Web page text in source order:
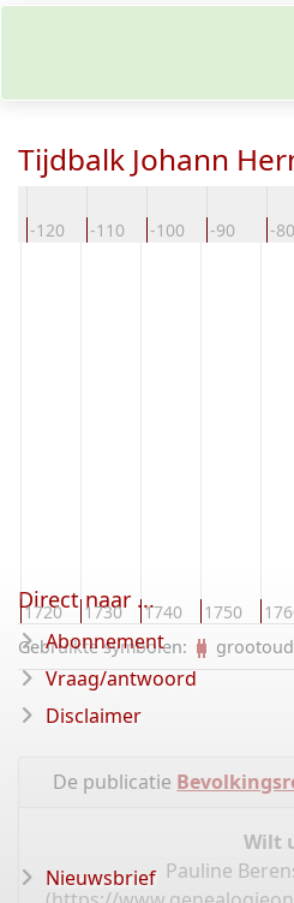
Tijdbalk Johann
-120 -110 -100 -90 -80
1720 1730 1740 1750
Gebruikte symbolen:
De publicatie
Wilt
Pauline
Direct naar ...
Abonnement
Vraag/antwoord
Disclaimer
Nieuwsbrief